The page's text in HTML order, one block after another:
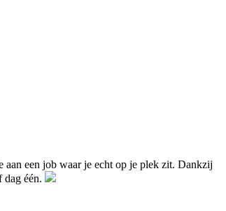
een job waar je echt op je plek zit. Dankzij
dag één.